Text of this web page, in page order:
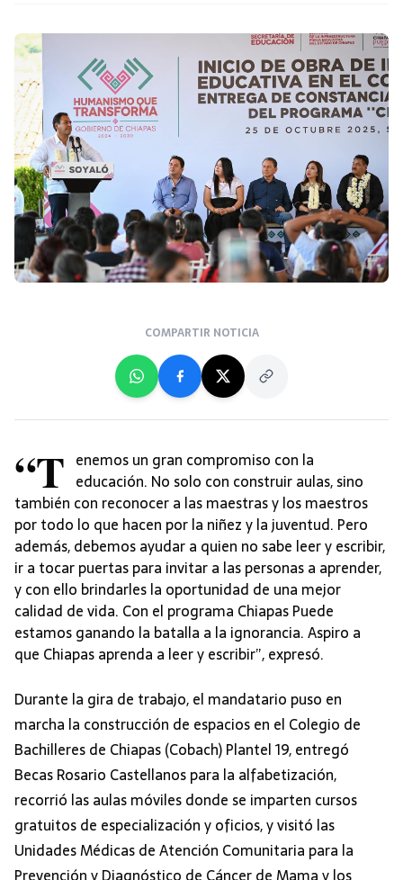
COMPARTIR NOTICIA
“T enemos un gran compromiso con la
educación. No solo con construir aulas, sino
también con reconocer a las maestras y los maestros
por todo lo que hacen por la niñez y la juventud. Pero
además, debemos ayudar a quien no sabe leer y escribir,
ir a tocar puertas para invitar a las personas a aprender,
y con ello brindarles la oportunidad de una mejor
calidad de vida. Con el programa Chiapas Puede
estamos ganando la batalla a la ignorancia. Aspiro a
que Chiapas aprenda a leer y escribir”, expresó.
Durante la gira de trabajo, el mandatario puso en
marcha la construcción de espacios en el Colegio de
Bachilleres de Chiapas (Cobach) Plantel 19, entregó
Becas Rosario Castellanos para la alfabetización,
recorrió las aulas móviles donde se imparten cursos
gratuitos de especialización y oficios, y visitó las
Unidades Médicas de Atención Comunitaria para la